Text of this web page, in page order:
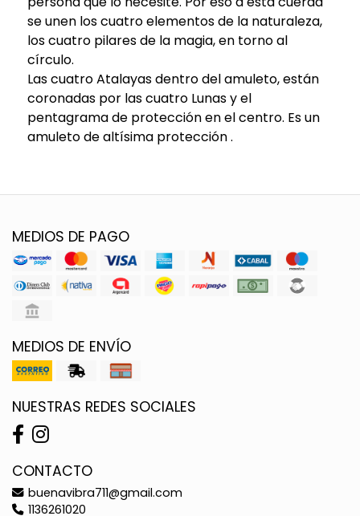
se unen los cuatro elementos de la naturaleza,
los cuatro pilares de la magia, en torno al
círculo.
Las cuatro Atalayas dentro del amuleto, están
coronadas por las cuatro Lunas y el
pentagrama de protección en el centro. Es un
amuleto de altísima protección .
MEDIOS DE PAGO
MEDIOS DE ENVÍO
NUESTRAS REDES SOCIALES
CONTACTO
buenavibra711@gmail.com
1136261020